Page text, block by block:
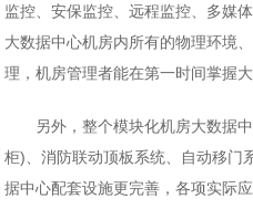
监控、安保监控、远程监控、多媒
大数据中心机房内所有的物理环境
理，机房管理者能在第一时间掌握
另外，整个模块化机房大数据
柜)、消防联动顶板系统、自动移门
据中心配套设施更完善，各项实际